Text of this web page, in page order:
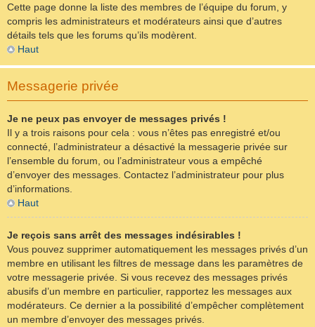
Cette page donne la liste des membres de l’équipe du forum, y
compris les administrateurs et modérateurs ainsi que d’autres
détails tels que les forums qu’ils modèrent.
Haut
Messagerie privée
Je ne peux pas envoyer de messages privés !
Il y a trois raisons pour cela : vous n’êtes pas enregistré et/ou
connecté, l’administrateur a désactivé la messagerie privée sur
l’ensemble du forum, ou l’administrateur vous a empêché
d’envoyer des messages. Contactez l’administrateur pour plus
d’informations.
Haut
Je reçois sans arrêt des messages indésirables !
Vous pouvez supprimer automatiquement les messages privés d’un
membre en utilisant les filtres de message dans les paramètres de
votre messagerie privée. Si vous recevez des messages privés
abusifs d’un membre en particulier, rapportez les messages aux
modérateurs. Ce dernier a la possibilité d’empêcher complètement
un membre d’envoyer des messages privés.